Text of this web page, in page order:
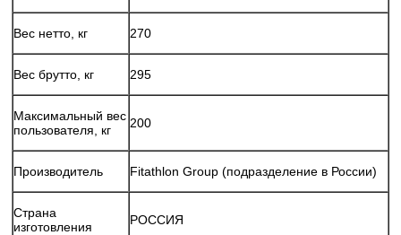
Вес нетто, кг 270
Вес брутто, кг 295
Максимальный вес
пользователя, кг
200
Производитель Fitathlon Group (подразделение в России)
Страна
изготовления
РОССИЯ